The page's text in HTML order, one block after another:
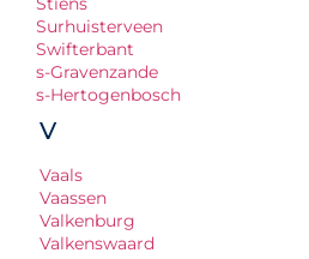
Surhuisterveen
Swifterbant
s-Gravenzande
s-Hertogenbosch
V
Vaals
Vaassen
Valkenburg
Valkenswaard